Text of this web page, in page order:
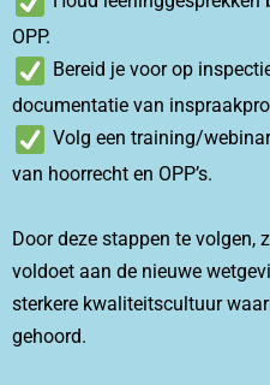
OPP.
Bereid je voor op
documentatie van
Volg een training/
van hoorrecht en OPP’s.
Door deze stappen te volgen,
voldoet aan de nieuwe
sterkere kwaliteitscultuur
gehoord.